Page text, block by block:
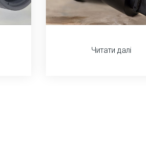
Читати далі